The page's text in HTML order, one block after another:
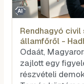
AI
Rendhagyó civil
államfőről -
voksot
Odaát,
zajlott egy
részvételi